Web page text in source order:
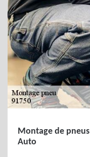
Montage de
Auto